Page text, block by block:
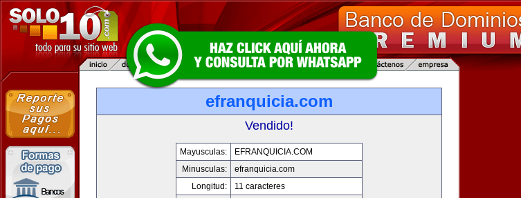
efranquicia.com
Vendido!
Mayusculas:
EFRANQUICIA.COM
Minusculas:
efranquicia.com
Longitud:
11 caracteres